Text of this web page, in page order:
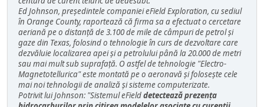
Ed Johnson, președintele companiei eField Exploration, cu sediul
în Orange County, raportează că firma sa a efectuat o cercetare
aeriană pe o distanță de 3.100 de mile de câmpuri de petrol și
gaze din Texas, folosind o tehnologie în curs de dezvoltare care
dezvăluie localizarea apei și a petrolului până la 20.000 de metri
sau mai mult sub suprafață. O astfel de tehnologie "Electro-
Magnetotellurica" este montată pe o aeronavă și folosește cele
mai noi tehnologii de analiză și sisteme computerizate.
Potrivit lui Johnson: "Sistemul eFielddetectează prezența